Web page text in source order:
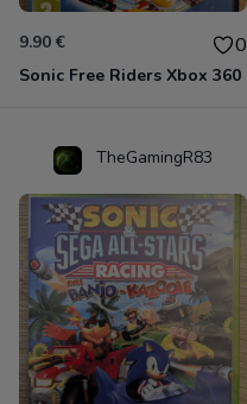
9.90 € 0
Sonic Free Riders Xbox 360
TheGamingR83